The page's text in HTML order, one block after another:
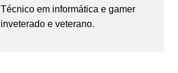
Técnico em informática e gamer
inveterado e veterano.